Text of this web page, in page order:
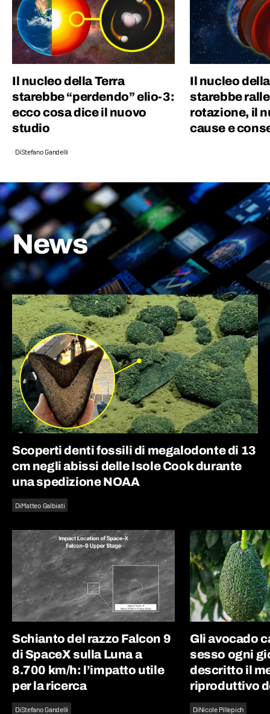
Il nucleo della Terra
starebbe “perdendo” elio-3:
ecco cosa dice il nuovo
studio
DiStefano Gandelli
Il nucleo
starebbe
rotazione, il
cause e
News
Scoperti denti fossili di megalodonte di 13
cm negli abissi delle Isole Cook durante
una spedizione NOAA
DiMatteo Galbiati
Schianto del razzo Falcon 9
di SpaceX sulla Luna a
8.700 km/h: l’impatto utile
per la ricerca
DiStefano Gandelli
Gli avocado
sesso ogni
descritto il
riproduttivo
DiNicole Pillepich